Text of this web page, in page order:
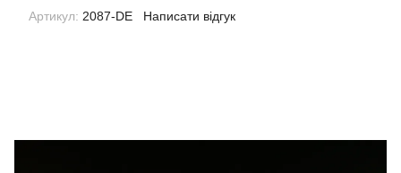
Артикул: 2087-DE Написати відгук